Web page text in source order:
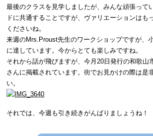
最後のクラスを見学しましたが、みんな頑張って
ドに共通することですが、ヴァリエーションはも
くださいね。
来週のMrs.Proust先生のワークショップですが、
に達しています。今からとても楽しみですね。
それから話が飛びますが、今月20日発行の和歌山
さんに掲載されています。街でお見かけの際は是
い。
それでは、今週も引き続きがんばりましょうね！